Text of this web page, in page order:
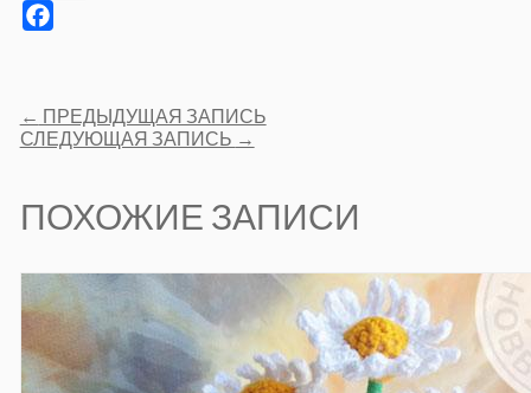
Post
navigation
← ПРЕДЫДУЩАЯ ЗАПИСЬ
СЛЕДУЮЩАЯ ЗАПИСЬ →
ПОХОЖИЕ ЗАПИСИ